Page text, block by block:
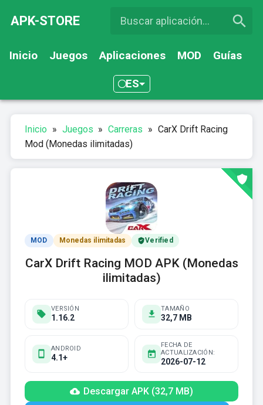
APK-STORE
Inicio Juegos Aplicaciones MOD Guías
ES
Inicio » Juegos » Carreras » CarX Drift Racing
Mod (Monedas ilimitadas)
MOD Monedas ilimitadas Verified
CarX Drift Racing MOD APK (Monedas
ilimitadas)
VERSIÓN
1.16.2
TAMAÑO
32,7 MB
ANDROID
4.1+
FECHA DE
ACTUALIZACIÓN:
2026-07-12
Descargar APK (32,7 MB)